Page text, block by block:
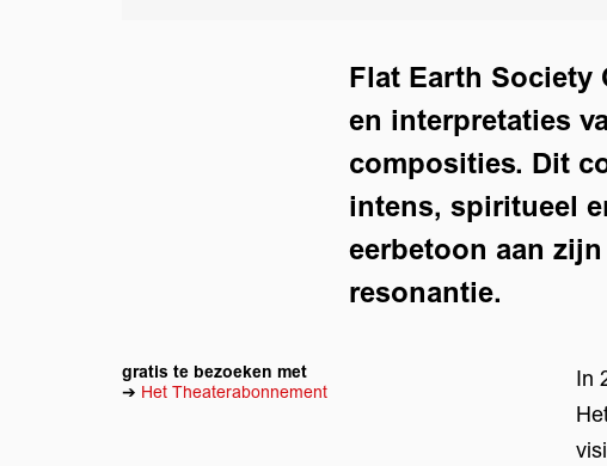
Flat Earth Society
en interpretaties
composities. Dit
intens, spiritueel
eerbetoon aan
resonantie.
In
gratis te bezoeken met
➔ Het Theaterabonnement